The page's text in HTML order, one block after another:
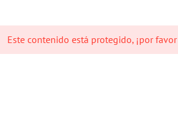
Este contenido está protegido, ¡por favor